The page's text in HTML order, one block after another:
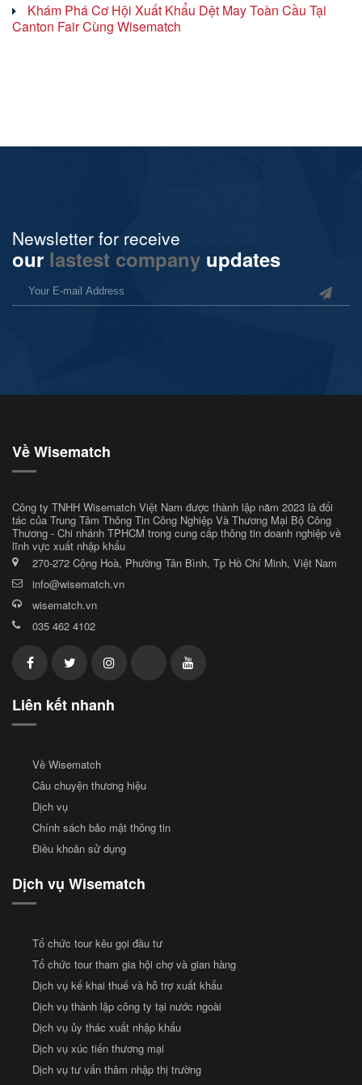
Khám Phá Cơ Hội Xuất Khẩu Dệt May Toàn Cầu Tại
Canton Fair Cùng Wisematch
Newsletter for receive
our lastest company updates
Về Wisematch
Công ty TNHH Wisematch Việt Nam được thành lập năm 2023 là đối
tác của Trung Tâm Thông Tin Công Nghiệp Và Thương Mại Bộ Công
Thương - Chi nhánh TPHCM trong cung cấp thông tin doanh nghiệp về
lĩnh vực xuất nhập khẩu
270-272 Cộng Hoà, Phường Tân Bình, Tp Hồ Chí Minh, Việt Nam
info@wisematch.vn
wisematch.vn
035 462 4102
Liên kết nhanh
Về Wisematch
Câu chuyện thương hiệu
Dịch vụ
Chính sách bảo mật thông tin
Điều khoản sử dụng
Dịch vụ Wisematch
Tổ chức tour kêu gọi đầu tư
Tổ chức tour tham gia hội chợ và gian hàng
Dịch vụ kế khai thuế và hỗ trợ xuất khẩu
Dịch vụ thành lập công ty tại nước ngoài
Dịch vụ ủy thác xuất nhập khẩu
Dịch vụ xúc tiến thương mại
Dịch vụ tư vấn thâm nhập thị trường